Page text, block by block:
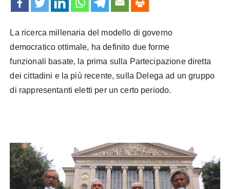
La ricerca millenaria del modello di governo
democratico ottimale, ha definito due forme
funzionali basate, la prima sulla Partecipazione diretta
dei cittadini e la più recente, sulla Delega ad un gruppo
di rappresentanti eletti per un certo periodo.